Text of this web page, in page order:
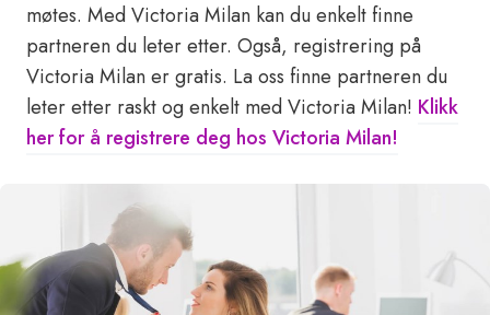
møtes. Med Victoria Milan kan du enkelt finne
partneren du leter etter. Også, registrering på
Victoria Milan er gratis. La oss finne partneren du
leter etter raskt og enkelt med Victoria Milan! Klikk
her for å registrere deg hos Victoria Milan!